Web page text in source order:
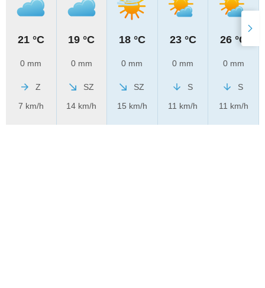
21 °C
0 mm
Z
7 km/h
19 °C
0 mm
SZ
14 km/h
18 °C
0 mm
SZ
15 km/h
23 °C
0 mm
S
11 km/h
26 °C
0 mm
S
11 km/h